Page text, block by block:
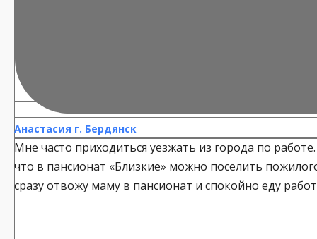
Анастасия г. Бердянск
Мне часто приходиться уезжать из города по
что в пансионат «Близкие» можно поселить
сразу отвожу маму в пансионат и спокойно еду